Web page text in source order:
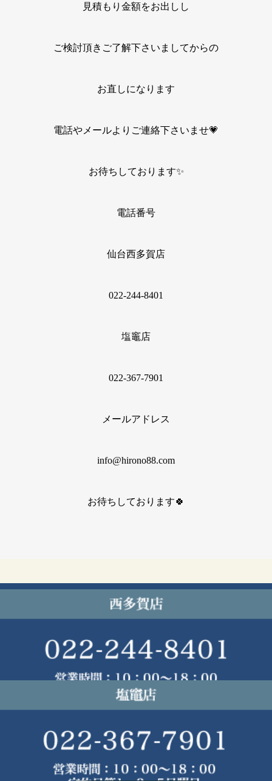
見積もり金額をお出しし
ご検討頂きご了解下さいましてからの
お直しになります
電話やメールよりご連絡下さいませ💗
お待ちしております✨
電話番号
仙台西多賀店
022‐244‐8401
塩竈店
022‐367‐7901
メールアドレス
info@hirono88.com
お待ちしております🍀